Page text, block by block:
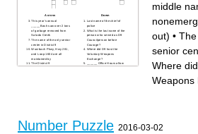
Across
This year's annual
_____Bash saw over 2 tons
of garbage removed from
Salado Creek
The name of the only senior
center in District 9
Wurzbach Pkwy, Hwy 281,
and Loop 1604 are all
maintained by
The District 9
Down
Last name of the chief of
police
What is the last name of the
person who served as D9
Councilperson before
Courage?
Where did D9 host the
Voluntary Weapons
Exchange?
______ Office Hours allow
Most of D9 is over the
Edwards Aquifer ____ zone,
which requires special
middle
out) •
senior
Where
Weapons
Number Puzzle 2016-03-02